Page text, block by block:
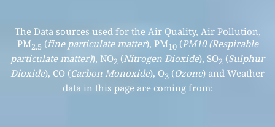
The Data sources used for the Air Quality, Air Pollution,
PM2.5 (fine particulate matter), PM10(PM10 (Respirable
particulate matter)), NO2 (Nitrogen Dioxide), SO2 (Sulphur
Dioxide), CO (Carbon Monoxide), O3 (Ozone) and Weather
data in this page are coming from: